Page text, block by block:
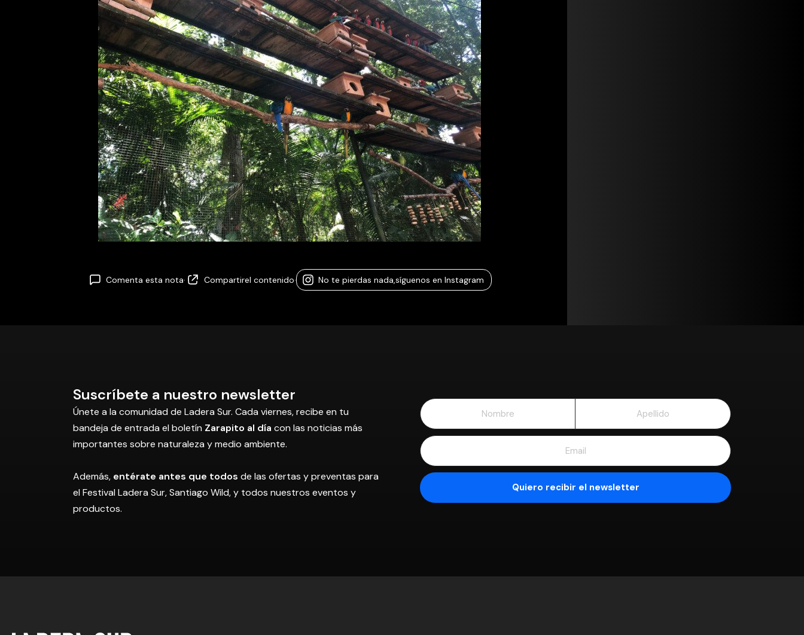
Comenta esta nota· Compartirel contenido· No te pierdas nada, síguenos en Instagram
Suscríbete a nuestro newsletter
Únete a la comunidad de Ladera Sur. Cada viernes, recibe en tu
bandeja de entrada el boletín Zarapito al día con las noticias más
importantes sobre naturaleza y medio ambiente.
Además, entérate antes que todos de las ofertas y preventas para
el Festival Ladera Sur, Santiago Wild, y todos nuestros eventos y
productos.